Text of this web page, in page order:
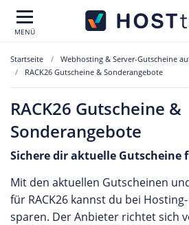
MENÜ
Startseite
Webhosting & Server-Gutscheine
RACK26 Gutscheine & Sonderangebote
RACK26 Gutscheine &
Sonderangebote
Sichere dir aktuelle Gutscheine
Mit den aktuellen Gutscheinen
für RACK26 kannst du bei
sparen. Der Anbieter richtet sich